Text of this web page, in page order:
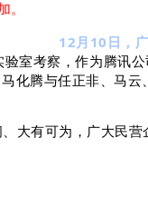
。
12月10日，
室考察，作为腾讯
化腾与任正非、马云、
大有可为，广大民